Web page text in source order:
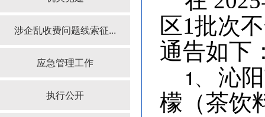
涉企乱收费问题线索征...
应急管理工作
执行公开
区 1批次
通告如下
1、 沁
檬（茶饮